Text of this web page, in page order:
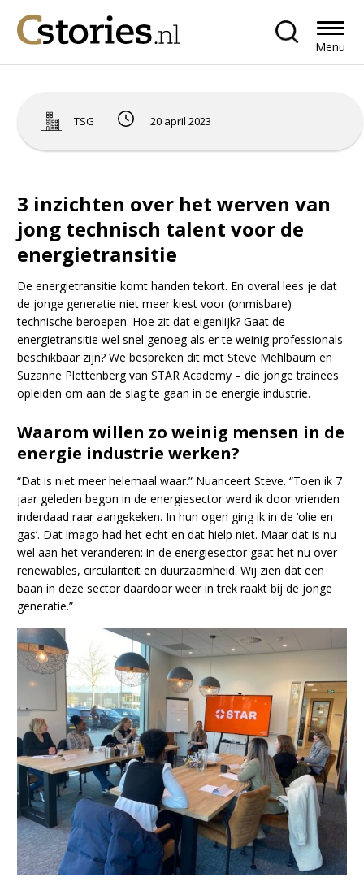
Menu
TSG 20 april 2023
3 inzichten over het werven van
jong technisch talent voor de
energietransitie
De energietransitie komt handen tekort. En overal lees je dat
de jonge generatie niet meer kiest voor (onmisbare)
technische beroepen. Hoe zit dat eigenlijk? Gaat de
energietransitie wel snel genoeg als er te weinig professionals
beschikbaar zijn? We bespreken dit met Steve Mehlbaum en
Suzanne Plettenberg van STAR Academy – die jonge trainees
opleiden om aan de slag te gaan in de energie industrie.
Waarom willen zo weinig mensen in de
energie industrie werken?
“Dat is niet meer helemaal waar.” Nuanceert Steve. “Toen ik 7
jaar geleden begon in de energiesector werd ik door vrienden
inderdaad raar aangekeken. In hun ogen ging ik in de ‘olie en
gas’. Dat imago had het echt en dat hielp niet. Maar dat is nu
wel aan het veranderen: in de energiesector gaat het nu over
renewables, circulariteit en duurzaamheid. Wij zien dat een
baan in deze sector daardoor weer in trek raakt bij de jonge
generatie.”